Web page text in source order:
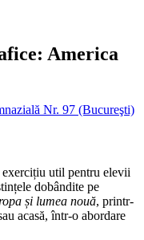
America
Nr. 97 (Bucureşti)
exercițiu util pentru elevii
dobândite pe
și lumea nouă, printr-
acasă, într-o abordare